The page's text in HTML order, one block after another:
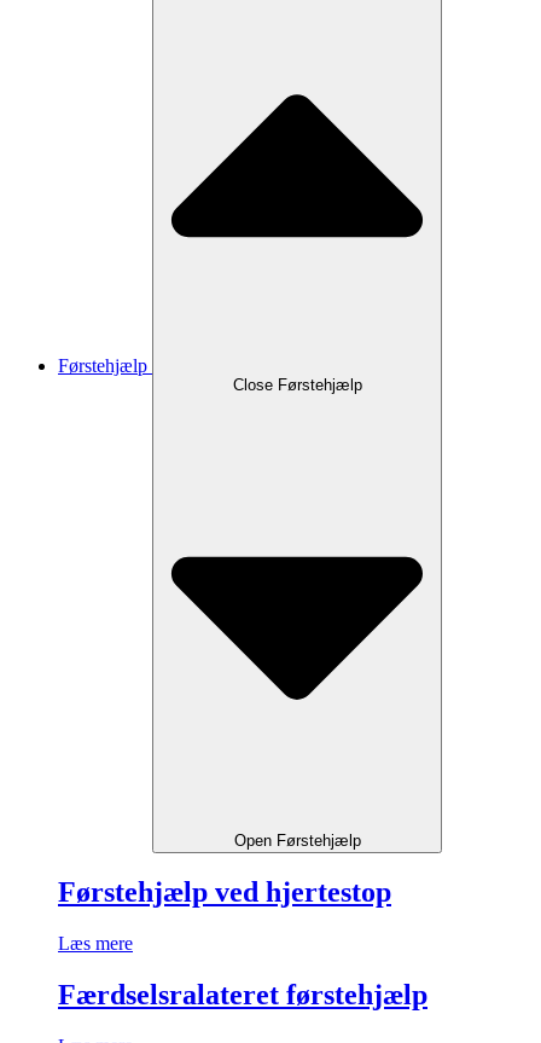
Førstehjælp
Close Førstehjælp
Open Førstehjælp
Førstehjælp ved hjertestop
Læs mere
Færdselsralateret førstehjælp